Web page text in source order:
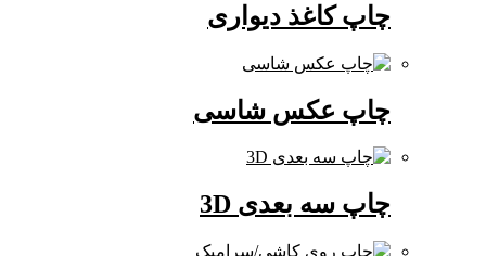
چاپ کاغذ دیواری
چاپ عکس شاسی
چاپ سه بعدی 3D